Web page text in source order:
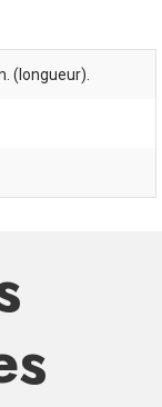
(longueur).